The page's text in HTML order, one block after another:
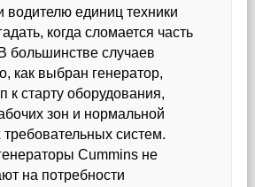
водителю единиц техники
когда сломается часть
большинстве случаев
как выбран генератор,
к старту оборудования,
зон и нормальной
систем.
Cummins не
на потребности